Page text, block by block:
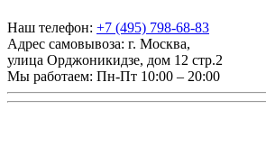
Наш телефон: +7 (495) 798-68-83
Адрес самовывоза: г. Москва,
улица Орджоникидзе, дом 12 стр.2
Мы работаем: Пн-Пт 10:00 – 20:00